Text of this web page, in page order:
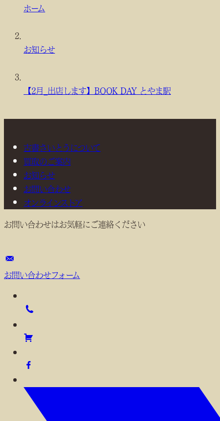
ホーム
お知らせ
【2月_出店します】BOOK DAY とやま駅
古書さいとうについて
買取のご案内
お知らせ
お問い合わせ
オンラインストア
お問い合わせはお気軽にご連絡ください
お問い合わせフォーム